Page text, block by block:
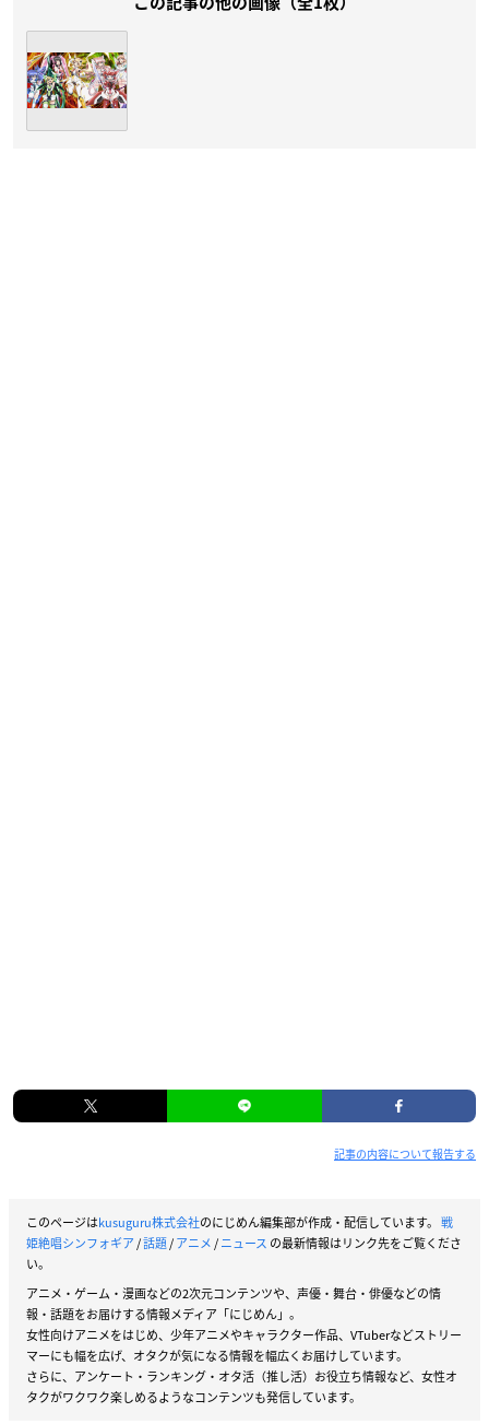
記事の内容について報告する
このページはkusuguru株式会社のにじめん編集部が作成・配信しています。 戦
姫絶唱シンフォギア/話題/アニメ/ニュース の最新情報はリンク先をご覧くださ
い。
アニメ・ゲーム・漫画などの2次元コンテンツや、声優・舞台・俳優などの情
報・話題をお届けする情報メディア「にじめん」。
女性向けアニメをはじめ、少年アニメやキャラクター作品、VTuberなどストリー
マーにも幅を広げ、オタクが気になる情報を幅広くお届けしています。
さらに、アンケート・ランキング・オタ活（推し活）お役立ち情報など、女性オ
タクがワクワク楽しめるようなコンテンツも発信しています。